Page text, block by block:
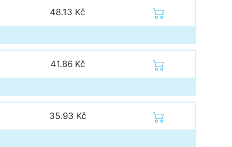
48.13 Kč
41.86 Kč
35.93 Kč